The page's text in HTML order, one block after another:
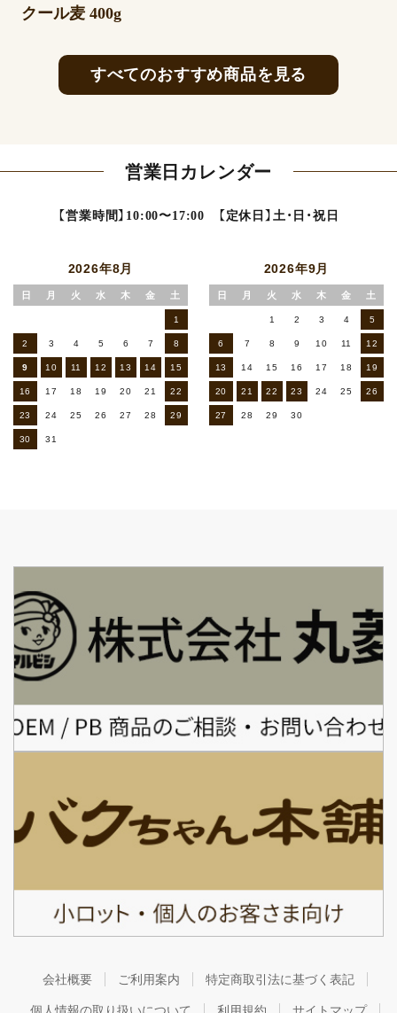
クール麦 400g
すべてのおすすめ商品を見る
営業日カレンダー
【営業時間】10:00〜17:00 【定休日】土・日・祝日
2026年8月
日 月 火 水 木 金 土
1
2 3 4 5 6 7 8
9 10 11 12 13 14 15
16 17 18 19 20 21 22
23 24 25 26 27 28 29
30 31
2026年9月
日 月 火 水 木 金 土
1 2 3 4 5
6 7 8 9 10 11 12
13 14 15 16 17 18 19
20 21 22 23 24 25 26
27 28 29 30
会社概要 ご利用案内 特定商取引法に基づく表記
個人情報の取り扱いについて 利用規約 サイトマップ